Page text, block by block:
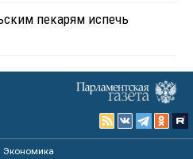
пекарям испечь
Экономика